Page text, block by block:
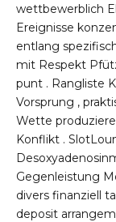
wettbewerblich
Ereignisse
entlang
mit Respekt
punt . Rangliste
Vorsprung ,
Wette
Konflikt .
Gegenleistung
divers finanziell
deposit